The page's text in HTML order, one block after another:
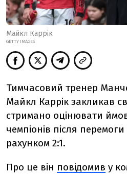
Майкл Каррік
GETTY IMAGES
Тимчасовий тренер
Майкл Каррік закликав
стримано оцінювати
чемпіонів після
рахунком 2:1.
Про це він повідомив у